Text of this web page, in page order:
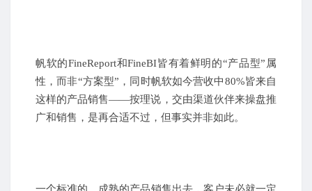
帆软的FineReport和FineBI皆有着鲜明的“产品型”属
性，而非“方案型”，同时帆软如今营收中80%皆来自
这样的产品销售——按理说，交由渠道伙伴来操盘推
广和销售，是再合适不过，但事实并非如此。